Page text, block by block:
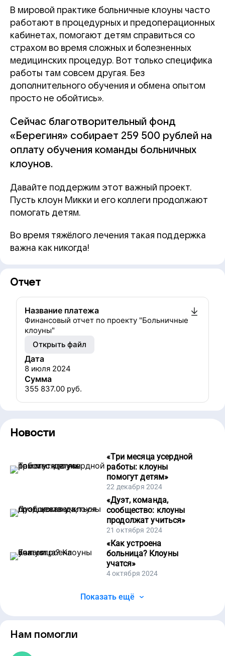
В мировой практике больничные клоуны часто
работают в процедурных и предоперационных
кабинетах, помогают детям справиться со
страхом во время сложных и болезненных
медицинских процедур. Вот только специфика
работы там совсем другая. Без
дополнительного обучения и обмена опытом
просто не обойтись».
Сейчас благотворительный фонд
«Берегиня» собирает 259 500 рублей на
оплату обучения команды больничных
клоунов.
Давайте поддержим этот важный проект.
Пусть клоун Микки и его коллеги продолжают
помогать детям.
Во время тяжёлого лечения такая поддержка
важна как никогда!
Отчет
Название платежа
Финансовый отчет по проекту "Больничные
клоуны"
Открыть файл
Дата
8 июля 2024
Сумма
355 837.00 руб.
Новости
«Три месяца усердной
работы: клоуны
помогут детям»
22 декабря 2024
«Дуэт, команда,
сообщество: клоуны
продолжат учиться»
21 октября 2024
«Как устроена
больница? Клоуны
учатся»
4 октября 2024
Показать ещё
Нам помогли